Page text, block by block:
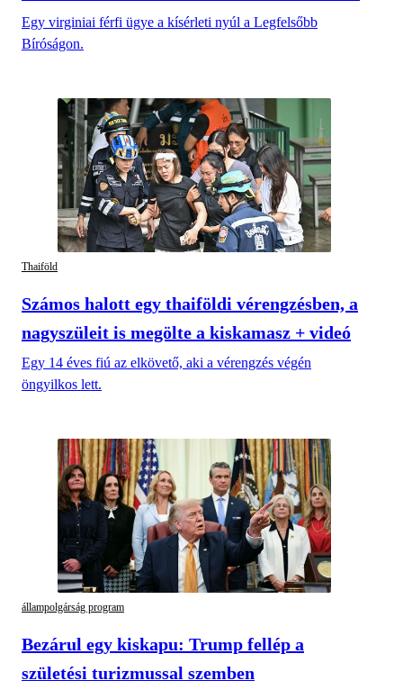
Egy virginiai férfi ügye a kísérleti nyúl a Legfelsőbb
Bíróságon.
Thaiföld
Számos halott egy thaiföldi vérengzésben, a
nagyszüleit is megölte a kiskamasz + videó
Egy 14 éves fiú az elkövető, aki a vérengzés végén
öngyilkos lett.
állampolgárság program
Bezárul egy kiskapu: Trump fellép a
születési turizmussal szemben